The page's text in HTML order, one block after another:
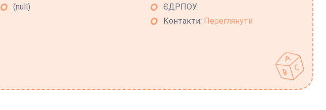
(null)
ЄДРПОУ:
Контакти: Переглянути